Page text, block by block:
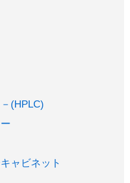
(HPLC)
ャビネット